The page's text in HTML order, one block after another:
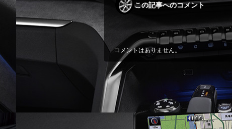
この記事へのコメント
コメントはありません。